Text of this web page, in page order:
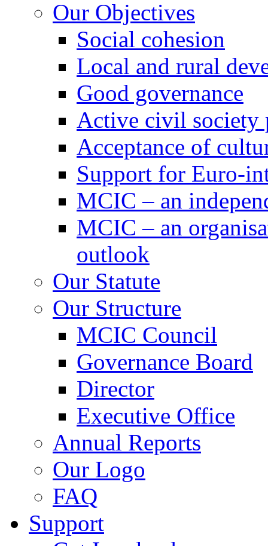
Our Objectives
Social cohesion
Local and rural
Good governance
Active civil society
Acceptance of
Support for Euro-
MCIC – an
MCIC – an
outlook
Our Statute
Our Structure
MCIC Council
Governance Board
Director
Executive Office
Annual Reports
Our Logo
FAQ
Support